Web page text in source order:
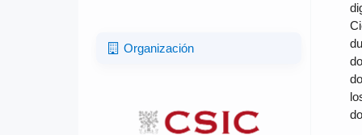
Organización